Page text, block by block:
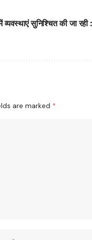
सुनिश्चित की जा रही :
are marked *